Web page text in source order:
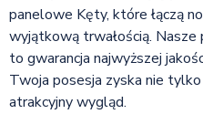
panelowe Kęty, które łączą
wyjątkową trwałością.
to gwarancja najwyższej
Twoja posesja zyska nie
atrakcyjny wygląd.